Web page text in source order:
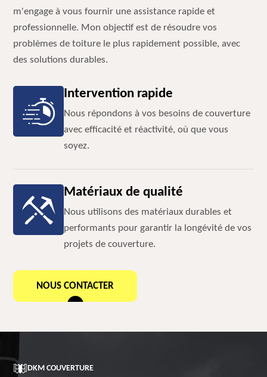
m'engage à vous fournir une assistance rapide et
professionnelle. Mon objectif est de résoudre vos
problèmes de toiture le plus rapidement possible, avec
des solutions durables.
Intervention rapide
Nous répondons à vos besoins de couverture
avec efficacité et réactivité, où que vous
soyez.
Matériaux de qualité
Nous utilisons des matériaux durables et
performants pour garantir la longévité de vos
projets de couverture.
NOUS CONTACTER
DKM COUVERTURE